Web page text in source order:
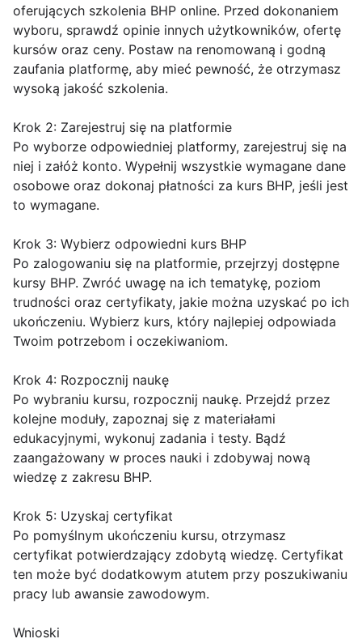
oferujących szkolenia BHP online. Przed dokonaniem
wyboru, sprawdź opinie innych użytkowników, ofertę
kursów oraz ceny. Postaw na renomowaną i godną
zaufania platformę, aby mieć pewność, że otrzymasz
wysoką jakość szkolenia.
Krok 2: Zarejestruj się na platformie
Po wyborze odpowiedniej platformy, zarejestruj się na
niej i załóż konto. Wypełnij wszystkie wymagane dane
osobowe oraz dokonaj płatności za kurs BHP, jeśli jest
to wymagane.
Krok 3: Wybierz odpowiedni kurs BHP
Po zalogowaniu się na platformie, przejrzyj dostępne
kursy BHP. Zwróć uwagę na ich tematykę, poziom
trudności oraz certyfikaty, jakie można uzyskać po ich
ukończeniu. Wybierz kurs, który najlepiej odpowiada
Twoim potrzebom i oczekiwaniom.
Krok 4: Rozpocznij naukę
Po wybraniu kursu, rozpocznij naukę. Przejdź przez
kolejne moduły, zapoznaj się z materiałami
edukacyjnymi, wykonuj zadania i testy. Bądź
zaangażowany w proces nauki i zdobywaj nową
wiedzę z zakresu BHP.
Krok 5: Uzyskaj certyfikat
Po pomyślnym ukończeniu kursu, otrzymasz
certyfikat potwierdzający zdobytą wiedzę. Certyfikat
ten może być dodatkowym atutem przy poszukiwaniu
pracy lub awansie zawodowym.
Wnioski